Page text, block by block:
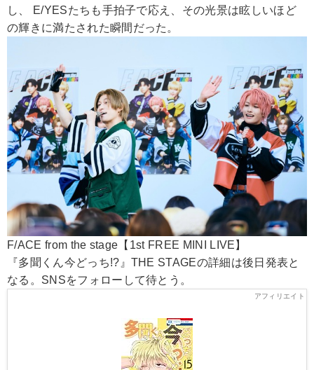
し、 E/YESたちも手拍子で応え、その光景は眩しいほど
の輝きに満たされた瞬間だった。
F/ACE from the stage【1st FREE MINI LIVE】
『多聞くん今どっち!?』THE STAGEの詳細は後日発表と
なる。SNSをフォローして待とう。